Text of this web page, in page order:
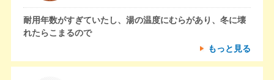
耐用年数がすぎていたし、湯の温度にむらがあり、冬に壊
れたらこまるので
もっと見る